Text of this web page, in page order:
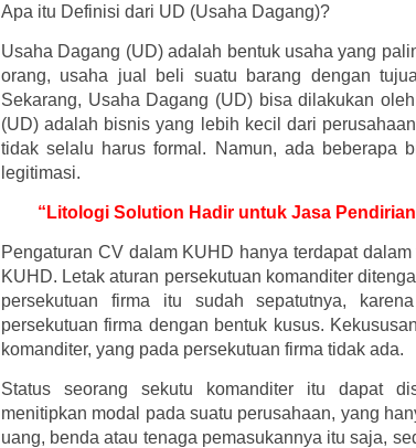
Apa itu Definisi dari UD (Usaha Dagang)?
Usaha Dagang (UD) adalah bentuk usaha yang
orang, usaha jual beli suatu barang dengan
Sekarang, Usaha Dagang (UD) bisa dilakukan
(UD) adalah bisnis yang lebih kecil dari
tidak selalu harus formal. Namun, ada beberapa
legitimasi.
“Litologi Solution Hadir untuk Jasa
Pengaturan CV dalam KUHD hanya terdapat
KUHD. Letak aturan persekutuan komanditer
persekutuan firma itu sudah sepatutnya,
persekutuan firma dengan bentuk kusus.
komanditer, yang pada persekutuan firma tidak ada.
Status seorang sekutu komanditer itu dapat
menitipkan modal pada suatu perusahaan, yang
uang, benda atau tenaga pemasukannya itu saja,